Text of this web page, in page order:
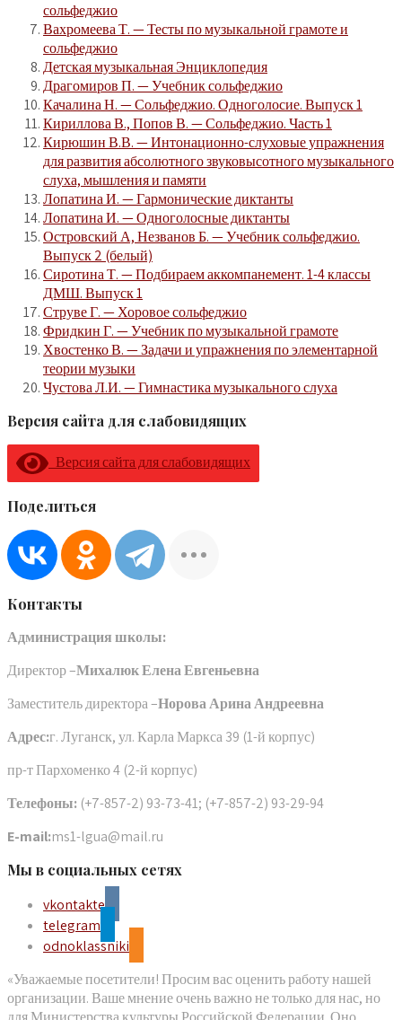
сольфеджио
Вахромеева Т. — Тесты по музыкальной грамоте и
сольфеджио
Детская музыкальная Энциклопедия
Драгомиров П. — Учебник сольфеджио
Качалина Н. — Сольфеджио. Одноголосие. Выпуск 1
Кириллова В., Попов В. — Сольфеджио. Часть 1
Кирюшин В.В. — Интонационно-слуховые упражнения
для развития абсолютного звуковысотного музыкального
слуха, мышления и памяти
Лопатина И. — Гармонические диктанты
Лопатина И. — Одноголосные диктанты
Островский А, Незванов Б. — Учебник сольфеджио.
Выпуск 2 (белый)
Сиротина Т. — Подбираем аккомпанемент. 1-4 классы
ДМШ. Выпуск 1
Струве Г. — Хоровое сольфеджио
Фридкин Г. — Учебник по музыкальной грамоте
Хвостенко В. — Задачи и упражнения по элементарной
теории музыки
Чустова Л.И. — Гимнастика музыкального слуха
Версия сайта для слабовидящих
Версия сайта для слабовидящих
Поделиться
Контакты
Администрация школы:
Директор –Михалюк Елена Евгеньевна
Заместитель директора –Норова Арина Андреевна
Адрес:г. Луганск, ул. Карла Маркса 39 (1-й корпус)
пр-т Пархоменко 4 (2-й корпус)
Телефоны: (+7-857-2) 93-73-41; (+7-857-2) 93-29-94
E-mail:ms1-lgua@mail.ru
Мы в социальных сетях
vkontakte
telegram
odnoklassniki
«Уважаемые посетители! Просим вас оценить работу нашей
организации. Ваше мнение очень важно не только для нас, но